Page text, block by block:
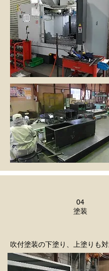
04
​塗装
吹付塗装の下塗り、上塗りも